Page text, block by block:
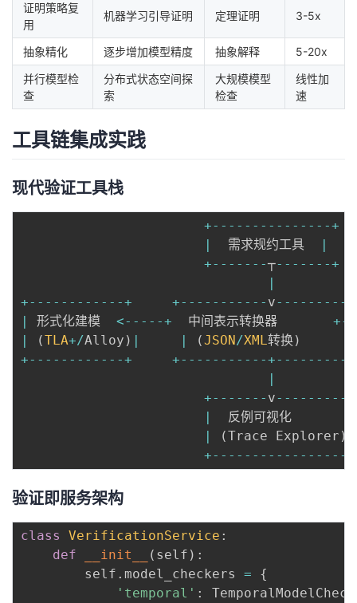
证明策略复
用
机器学习引导证明 定理证明 3-5x
抽象精化 逐步增加模型精度 抽象解释
5-20x
并行模型检
查
分布式状态空间探
索
大规模模型
检查
线性加
速
工具链集成实践
现代验证工具栈
+-- -- -- -- -- -- -- -+
|
  需求规约工具
|
+-- -- -- -┬-- -- -- -+
|
+-- -- -- -- -- --+ +-- -- -- -- -- - v-- -- -- -- --
|
形式化建模 <-- -- -+
  中间表示转换器
+--
|
(TLA+/Alloy ) | | (JSON/XML 转换)
+-- -- -- -- -- --+ +-- -- -- -- -- -+-- -- -- -- --
|
+-- -- -- - v-- -- -- -- --
|
  反例可视化
|
(Trace Explorer )
+-- -- -- -- -- -- -- -- --
验证即服务架构
class VerificationService :
def
__init__ ( self ) :
        self
. model_checkers =
{
'temporal' :